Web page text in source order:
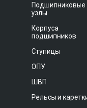
Подшипниковые
узлы
Корпуса
подшипников
Ступицы
ОПУ
ШВП
Рельсы и